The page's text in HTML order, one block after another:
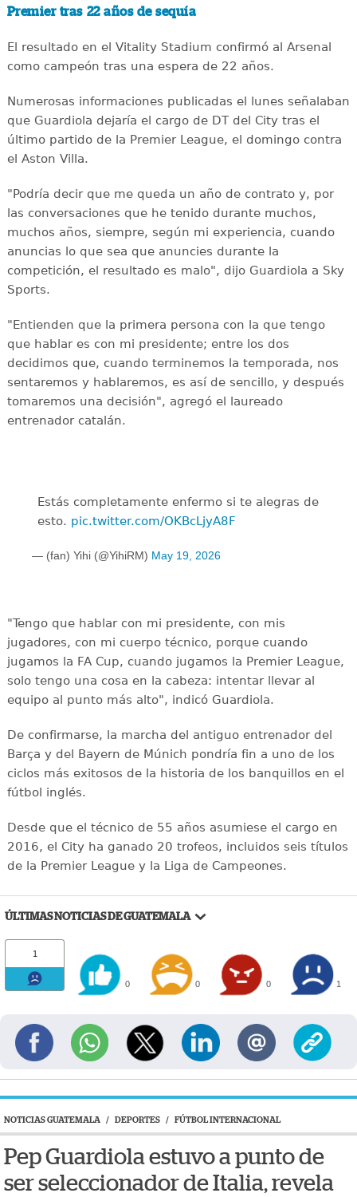
Premier tras 22 años de sequía
El resultado en el Vitality Stadium confirmó al Arsenal
como campeón tras una espera de 22 años.
Numerosas informaciones publicadas el lunes señalaban
que Guardiola dejaría el cargo de DT del City tras el
último partido de la Premier League, el domingo contra
el Aston Villa.
"Podría decir que me queda un año de contrato y, por
las conversaciones que he tenido durante muchos,
muchos años, siempre, según mi experiencia, cuando
anuncias lo que sea que anuncies durante la
competición, el resultado es malo", dijo Guardiola a Sky
Sports.
"Entienden que la primera persona con la que tengo
que hablar es con mi presidente; entre los dos
decidimos que, cuando terminemos la temporada, nos
sentaremos y hablaremos, es así de sencillo, y después
tomaremos una decisión", agregó el laureado
entrenador catalán.
Estás completamente enfermo si te alegras de
esto. pic.twitter.com/OKBcLjyA8F
— (fan) Yihi (@YihiRM) May 19, 2026
"Tengo que hablar con mi presidente, con mis
jugadores, con mi cuerpo técnico, porque cuando
jugamos la FA Cup, cuando jugamos la Premier League,
solo tengo una cosa en la cabeza: intentar llevar al
equipo al punto más alto", indicó Guardiola.
De confirmarse, la marcha del antiguo entrenador del
Barça y del Bayern de Múnich pondría fin a uno de los
ciclos más exitosos de la historia de los banquillos en el
fútbol inglés.
Desde que el técnico de 55 años asumiese el cargo en
2016, el City ha ganado 20 trofeos, incluidos seis títulos
de la Premier League y la Liga de Campeones.
ÚLTIMAS NOTICIAS DE GUATEMALA
1
0 0 0 1
NOTICIAS GUATEMALA / DEPORTES / FÚTBOL INTERNACIONAL
Pep Guardiola estuvo a punto de
ser seleccionador de Italia, revela